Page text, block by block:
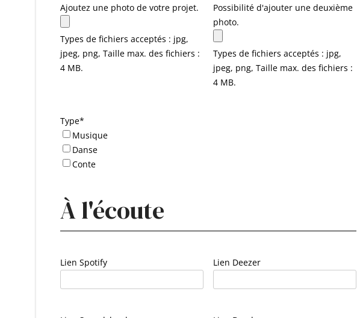
Ajoutez une photo de votre projet.
Types de fichiers acceptés : jpg,
jpeg, png, Taille max. des fichiers :
4 MB.
Possibilité d'ajouter une deuxième
photo.
Types de fichiers acceptés : jpg,
jpeg, png, Taille max. des fichiers :
4 MB.
Type*
Musique
Danse
Conte
À l'écoute
Lien Spotify Lien Deezer